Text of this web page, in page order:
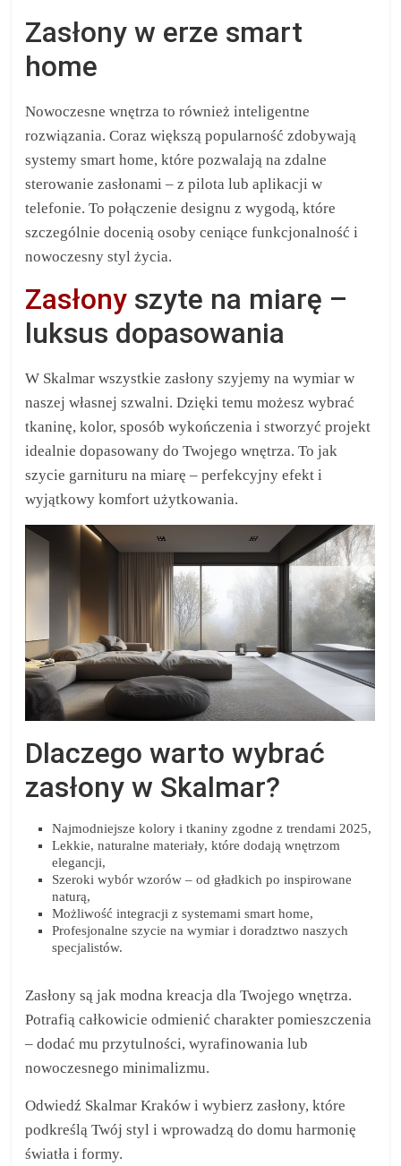
Zasłony w erze smart
home
Nowoczesne wnętrza to również inteligentne
rozwiązania. Coraz większą popularność zdobywają
systemy smart home, które pozwalają na zdalne
sterowanie zasłonami – z pilota lub aplikacji w
telefonie. To połączenie designu z wygodą, które
szczególnie docenią osoby ceniące funkcjonalność i
nowoczesny styl życia.
Zasłony szyte na miarę –
luksus dopasowania
W Skalmar wszystkie zasłony szyjemy na wymiar w
naszej własnej szwalni. Dzięki temu możesz wybrać
tkaninę, kolor, sposób wykończenia i stworzyć projekt
idealnie dopasowany do Twojego wnętrza. To jak
szycie garnituru na miarę – perfekcyjny efekt i
wyjątkowy komfort użytkowania.
Dlaczego warto wybrać
zasłony w Skalmar?
Najmodniejsze kolory i tkaniny zgodne z trendami 2025,
Lekkie, naturalne materiały, które dodają wnętrzom
elegancji,
Szeroki wybór wzorów – od gładkich po inspirowane
naturą,
Możliwość integracji z systemami smart home,
Profesjonalne szycie na wymiar i doradztwo naszych
specjalistów.
Zasłony są jak modna kreacja dla Twojego wnętrza.
Potrafią całkowicie odmienić charakter pomieszczenia
– dodać mu przytulności, wyrafinowania lub
nowoczesnego minimalizmu.
Odwiedź Skalmar Kraków i wybierz zasłony, które
podkreślą Twój styl i wprowadzą do domu harmonię
światła i formy.